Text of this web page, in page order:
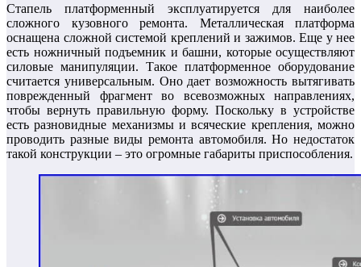
Стапель платформенный эксплуатируется для наиболее
сложного кузовного ремонта. Металлическая платформа
оснащена сложной системой креплений и зажимов. Еще у нее
есть ножничный подъемник и башни, которые осуществляют
силовые манипуляции. Такое платформенное оборудование
считается универсальным. Оно дает возможность вытягивать
поврежденный фрагмент во всевозможных направлениях,
чтобы вернуть правильную форму. Поскольку в устройстве
есть разновидные механизмы и всяческие крепления, можно
проводить разные виды ремонта автомобиля. Но недостаток
такой конструкции – это огромные габариты приспособления.